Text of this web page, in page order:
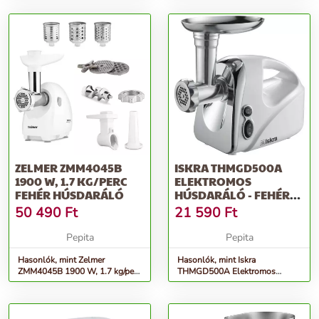
ZELMER ZMM4045B
1900 W, 1.7 KG/PERC
FEHÉR HÚSDARÁLÓ
50 490 Ft
Pepita
Hasonlók, mint Zelmer
ZMM4045B 1900 W, 1.7 kg/perc
fehér húsdaráló
ISKRA THMGD500A
ELEKTROMOS
HÚSDARÁLÓ - FEHÉR-
EZÜST
21 590 Ft
Pepita
Hasonlók, mint Iskra
THMGD500A Elektromos
Húsdaráló - fehér-ezüst